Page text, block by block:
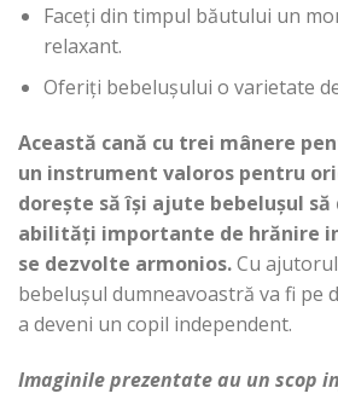
Faceți din timpul băutului un
relaxant.
Oferiți bebelușului o varietate
Această cană cu trei mânere
un instrument valoros pentru
dorește să își ajute bebelușul să
abilități importante de hrănire
se dezvolte armonios.Cu
bebelușul dumneavoastră va fi pe
a deveni un copil independent.
Imaginile prezentate au un scop